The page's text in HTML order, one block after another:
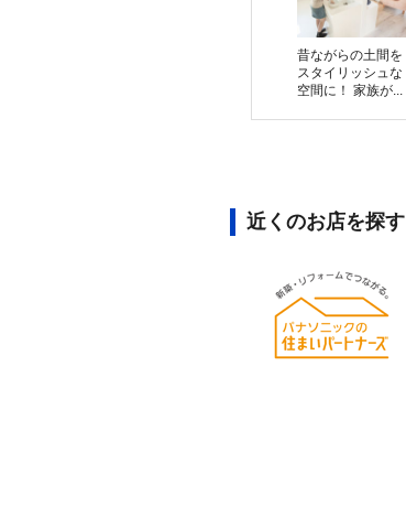
昔ながらの土間を
スタイリッシュな
空間に！ 家族が...
近くのお店を探す